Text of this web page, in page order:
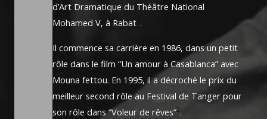
d’Art Dramatique du Théâtre National
Mohamed V, à Rabat .
Il commence sa carrière en 1986, dans un petit
rôle dans le film “Un amour à Casablanca” avec
Mouna fettou. En 1995, il a décroché le prix du
meilleur second rôle au Festival de Tanger pour
son rôle dans “Voleur de rêves”2.